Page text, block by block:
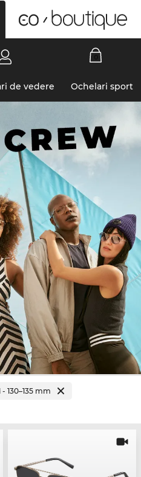
de vedere Ochelari sport
- 130–135 mm